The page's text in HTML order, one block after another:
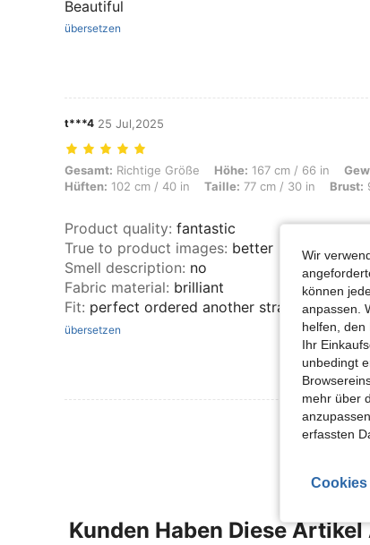
Beautiful
übersetzen
t***4 25 Jul,2025
Gesamt: Richtige Größe, Höhe: 167 cm / 66 in, Gewicht: 61
Gesamt: Richtige Größe Höhe: 167 cm / 66 in
Hüften: 102 cm / 40 in Taille: 77 cm / 30 in Brust:
Product quality: fantastic
True to product images: better
Smell description: no
Fabric material: brilliant
Fit: perfect ordered another straight away
übersetzen
Mehr
Kunden Haben Diese
Wir
können
anpassen.
helfen, den
Ihr
unbedingt
mehr über
erfassten
Cookies